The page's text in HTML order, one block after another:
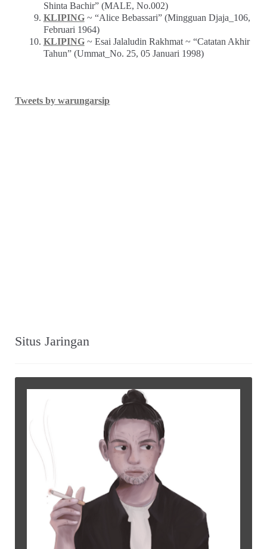
Shinta Bachir” (MALE, No.002)
KLIPING~ “Alice Bebassari” (Mingguan Djaja_106,
Februari 1964)
KLIPING~ Esai Jalaludin Rakhmat ~ “Catatan Akhir
Tahun” (Ummat_No. 25, 05 Januari 1998)
Tweets by warungarsip
Situs Jaringan